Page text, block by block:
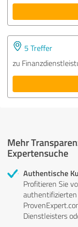
5 Treffer
zu
Mehr
Expertensuche
Authentische
Profitieren Sie
Dienstleisters